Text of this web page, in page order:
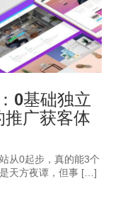
0基础独立
推广获客体
从0起步，真的能3个
天方夜谭，但事 […]